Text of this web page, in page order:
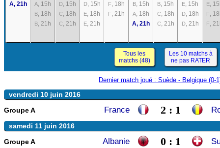
A, 21h A, 15h
B, 18h
B, 21h
D, 15h
C, 18h
C, 21h
D, 15h
E, 18h
E, 21h
F, 18h
F, 21h
B, 15h
A, 18h
A, 21h
B, 15h
C, 18h
C, 21h
E, 15h
D, 18h
D, 21h
E,
F,
F,
Tous les
matchs (48)
Les 10 matchs à
ne pas RATER
Dernier match joué : Suède - Belgique
vendredi 10 juin 2016
Groupe A
France 2 : 1
samedi 11 juin 2016
Groupe A
Albanie 0 : 1